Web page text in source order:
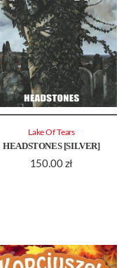
HEADSTONES [SILVER]
150.00 zł
Lake Of Tears